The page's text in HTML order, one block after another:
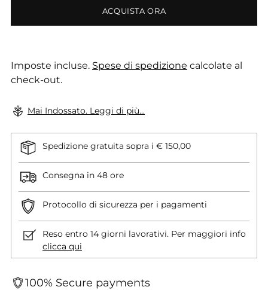
ACQUISTA ORA
Imposte incluse. Spese di spedizione calcolate al
check-out.
Mai Indossato. Leggi di più...
Spedizione gratuita sopra i € 150,00
Consegna in 48 ore
Protocollo di sicurezza per i pagamenti
Reso entro 14 giorni lavorativi. Per maggiori info
clicca qui
100% Secure payments